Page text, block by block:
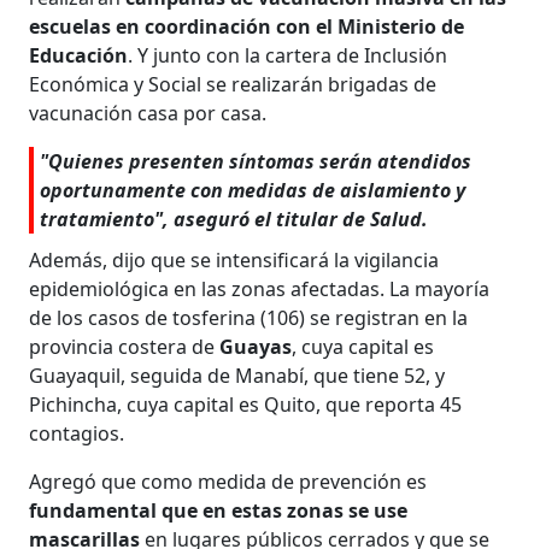
escuelas en coordinación con el Ministerio de
Educación. Y junto con la cartera de Inclusión
Económica y Social se realizarán brigadas de
vacunación casa por casa.
"Quienes presenten síntomas serán atendidos
oportunamente con medidas de aislamiento y
tratamiento", aseguró el titular de Salud.
Además, dijo que se intensificará la vigilancia
epidemiológica en las zonas afectadas. La mayoría
de los casos de tosferina (106) se registran en la
provincia costera de Guayas, cuya capital es
Guayaquil, seguida de Manabí, que tiene 52, y
Pichincha, cuya capital es Quito, que reporta 45
contagios.
Agregó que como medida de prevención es
fundamental que en estas zonas se use
mascarillas en lugares públicos cerrados y que se